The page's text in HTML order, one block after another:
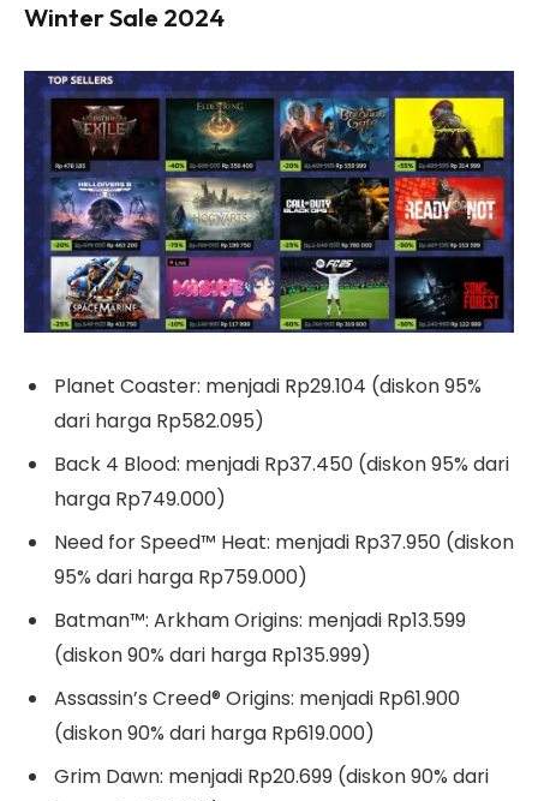
Winter Sale 2024
Planet Coaster: menjadi Rp29.104 (diskon 95%
dari harga Rp582.095)
Back 4 Blood: menjadi Rp37.450 (diskon 95% dari
harga Rp749.000)
Need for Speed™ Heat: menjadi Rp37.950 (diskon
95% dari harga Rp759.000)
Batman™: Arkham Origins: menjadi Rp13.599
(diskon 90% dari harga Rp135.999)
Assassin’s Creed® Origins: menjadi Rp61.900
(diskon 90% dari harga Rp619.000)
Grim Dawn: menjadi Rp20.699 (diskon 90% dari